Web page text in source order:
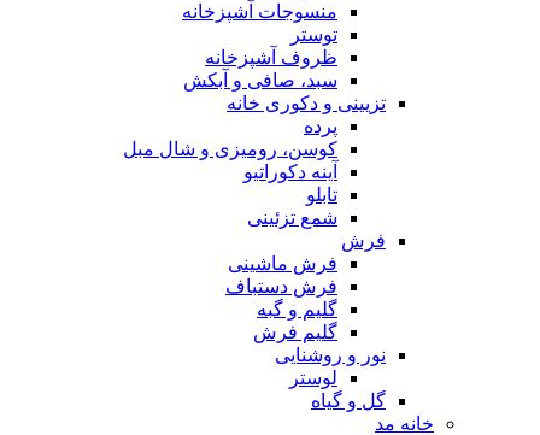
منسوجات آشپزخانه
توستر
ظروف آشپزخانه
سبد، صافی و آبکش
تزیینی و دکوری خانه
پرده
کوسن، رومیزی و شال مبل
آینه دکوراتیو
تابلو
شمع تزئینی
فرش
فرش ماشینی
فرش دستباف
گلیم و گبه
گلیم فرش
نور و روشنایی
لوستر
گل و گیاه
خانه مد